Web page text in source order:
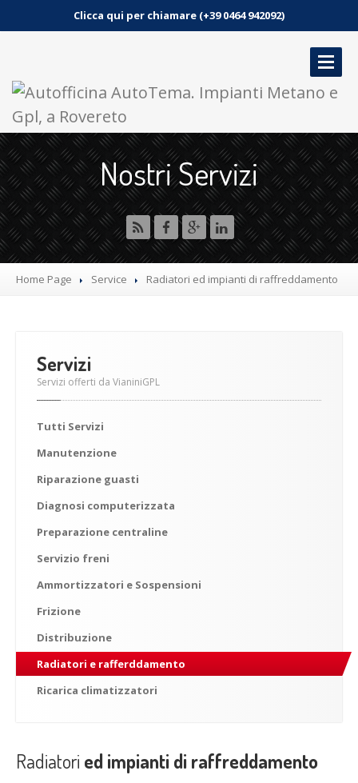
Clicca qui per chiamare (+39 0464 942092)
HOME
SERVIZI
GALLERIA
NEWS
Nostri Servizi
Home Page Service Radiatori ed impianti di raffreddamento
Servizi
Servizi offerti da VianiniGPL
Tutti Servizi
Manutenzione
Riparazione guasti
Diagnosi computerizzata
Preparazione centraline
Servizio freni
Ammortizzatori e Sospensioni
Frizione
Distribuzione
Radiatori e rafferddamento
Ricarica climatizzatori
Radiatori ed impianti di raffreddamento